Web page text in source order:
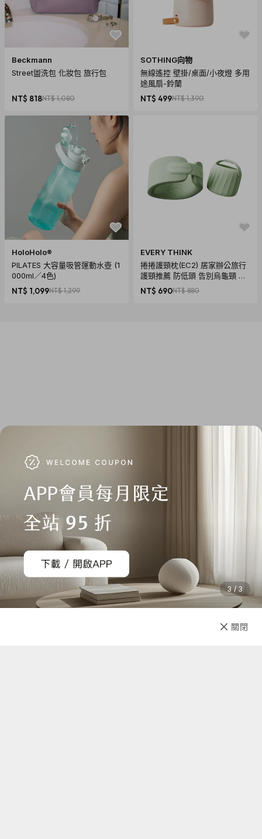
Beckmann
Street盥洗包 化妝包 旅行包
NT$ 818NT$ 1,080
SOTHING向物
無線遙控 壁掛/桌面/小夜燈 多用
途風扇-鈴蘭
NT$ 499NT$ 1,390
HoloHolo®
PILATES 大容量吸管運動水壺 (1
000ml／4色)
NT$ 1,099NT$ 1,299
EVERY THINK
捲捲護頸枕(EC2) 居家辦公旅行
護頸推薦 防低頭 告別烏龜頸 頸
椎養護 多色可選
NT$ 690NT$ 880
3 / 3
關閉